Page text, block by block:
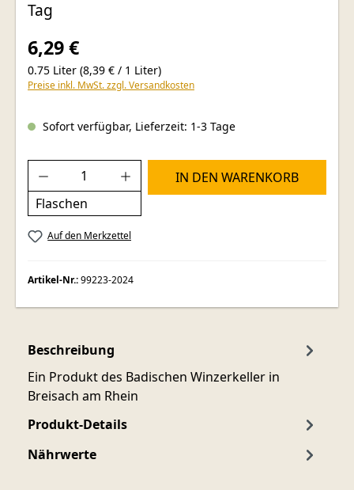
Tag
6,29 €
0.75 Liter (8,39 € / 1 Liter)
Preise inkl. MwSt. zzgl. Versandkosten
Sofort verfügbar, Lieferzeit: 1-3 Tage
Produkt Anzahl: Gib den gewünschten
Flaschen
IN DEN WARENKORB
Auf den Merkzettel
Artikel-Nr.:99223-2024
Beschreibung
Ein Produkt des Badischen Winzerkeller in
Breisach am Rhein
Produkt-Details
Nährwerte